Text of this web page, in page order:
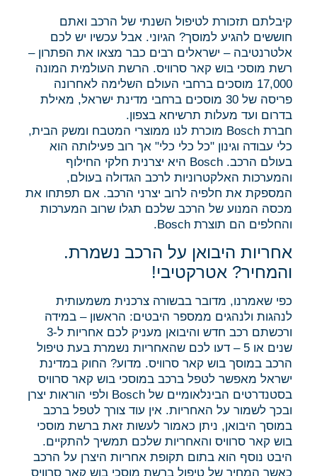
קיבלתם תזכורת לטיפול השנתי של הרכב ואתם
חוששים להגיע למוסך? הגיוני. אבל עכשיו יש לכם
אלטרנטיבה – ישראלים רבים כבר מצאו את הפתרון –
רשת מוסכי בוש קאר סרוויס. הרשת העולמית המונה
17,000 מוסכים ברחבי העולם השלימה לאחרונה
פריסה של 30 מוסכים ברחבי מדינת ישראל, מאילת
בדרום ועד מעלות תרשיחא בצפון.
חברת Bosch מוכרת לנו ממוצרי המטבח ומשק הבית,
כלי עבודה וגינון "כל כלי כלי" אך רוב פעילותה הוא
בעולם הרכב. Bosch היא יצרנית חלקי החילוף
והמערכות האלקטרוניות לרכב הגדולה בעולם,
המספקת את חלפיה לרוב יצרני הרכב. אם תפתחו את
מכסה המנוע של הרכב שלכם תגלו שרוב המערכות
והחלפים הם תוצרת Bosch.
אחריות היבואן על הרכב נשמרת.
והמחיר? אטרקטיבי!
כפי שאמרנו, מדובר בבשורה צרכנית משמעותית
לנהגות ולנהגים ממספר היבטים: הראשון – במידה
ורכשתם רכב חדש והיבואן מעניק לכם אחריות ל-3
שנים או 5 – דעו לכם שהאחריות נשמרת בעת טיפול
הרכב במוסך בוש קאר סרוויס. מדוע? החוק במדינת
ישראל מאפשר לטפל ברכב במוסכי בוש קאר סרוויס
בסטנדרטים הבינלאומיים של Bosch ולפי הוראות יצרן
ובכך לשמור על האחריות. אין עוד צורך לטפל ברכב
במוסך היבואן, ניתן כאמור לעשות זאת ברשת מוסכי
בוש קאר סרוויס והאחריות שלכם תמשיך להתקיים.
היבט נוסף הוא בתום תקופת אחריות היצרן על הרכב
כאשר המחיר של טיפול ברשת מוסכי בוש קאר סרוויס